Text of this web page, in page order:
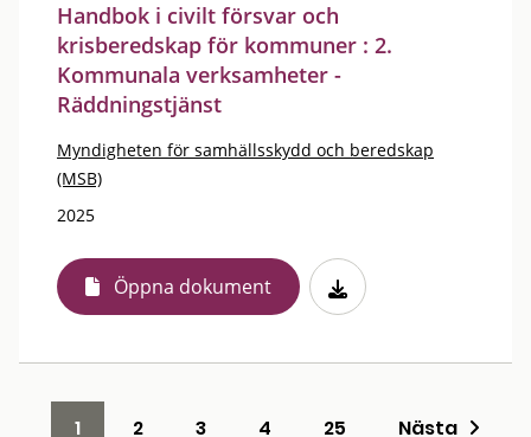
Handbok i civilt försvar och
krisberedskap för kommuner : 2.
Kommunala verksamheter -
Räddningstjänst
Myndigheten för samhällsskydd och beredskap
(MSB)
2025
Öppna dokument
1 2 3 4 25 Nästa